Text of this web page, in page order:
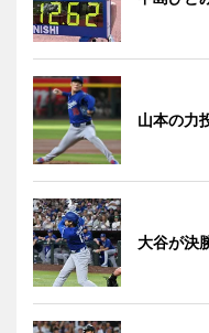
山本の力
大谷が決